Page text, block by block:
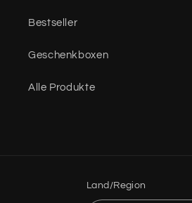
Bestseller
Geschenkboxen
Alle Produkte
Land/Region